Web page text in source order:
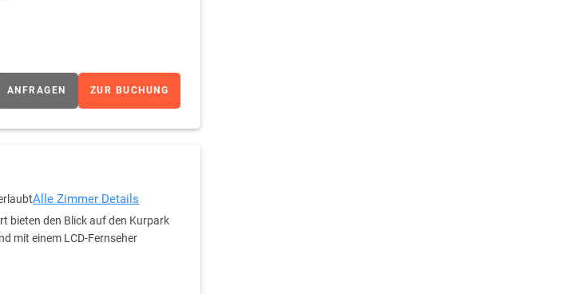
ANFRAGEN ZUR BUCHUNG
Alle Zimmer Details
bieten den Blick auf den Kurpark
mit einem LCD-Fernseher